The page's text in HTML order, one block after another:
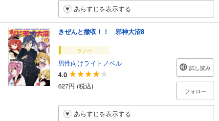
あらすじを表示する
きぜんと撤収！！ 邪神大沼8
ラノベ
男性向けライトノベル
4.0
627円 (税込)
試し読み
フォロー
あらすじを表示する